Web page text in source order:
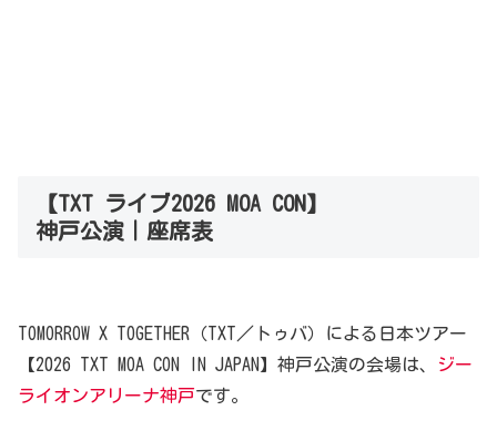
【TXT ライブ2026 MOA CON】
神戸公演｜座席表
TOMORROW X TOGETHER（TXT／トゥバ）による日本ツアー
【2026 TXT MOA CON IN JAPAN】神戸公演の会場は、
ジー
ライオンアリーナ神戸です。